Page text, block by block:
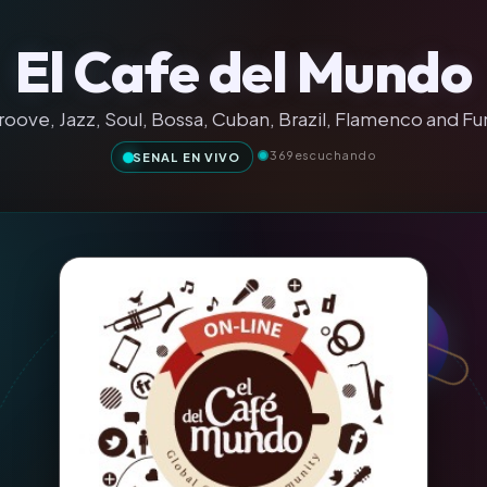
El Cafe del Mundo
Jazz, Soul, Bossa, Cuban, Brazil, Flamenco and
SENAL EN VIVO 369 escuchando